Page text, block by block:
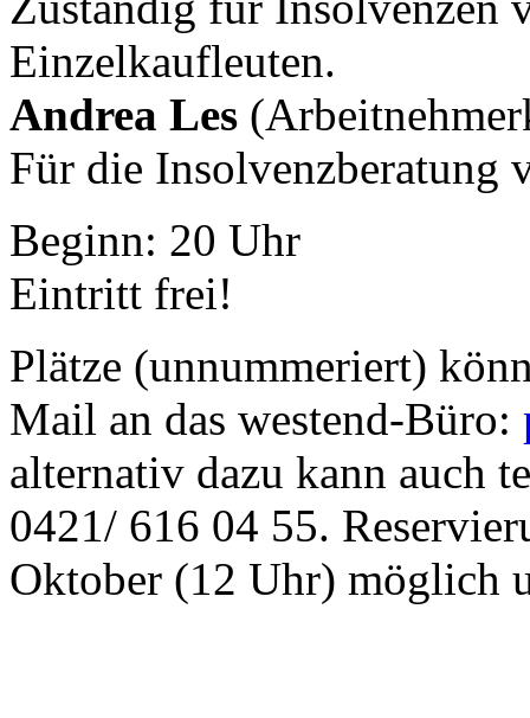
Einzelkaufleuten.
Andrea Les
Für die Insolvenzberatung
Beginn: 20 Uhr
Eintritt frei!
Plätze (unnummeriert)
Mail an das westend-Büro:
alternativ dazu kann auch
0421/ 616 04 55.
Oktober (12 Uhr) möglich